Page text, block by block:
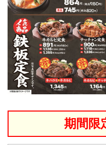
期間限